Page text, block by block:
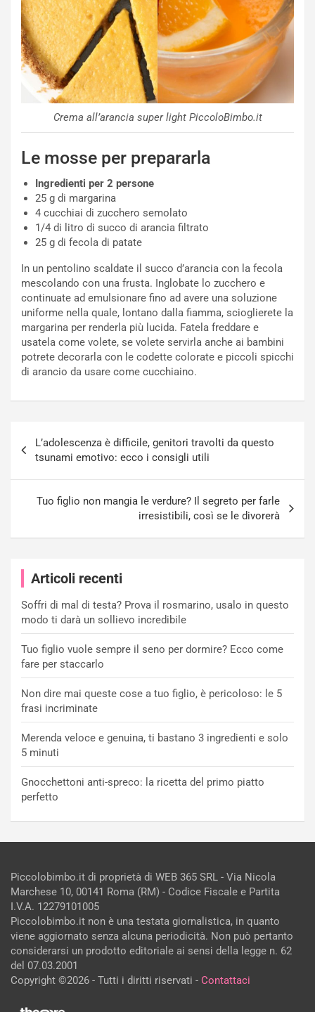
Crema all’arancia super light PiccoloBimbo.it
Le mosse per prepararla
Ingredienti per 2 persone
25 g di margarina
4 cucchiai di zucchero semolato
1/4 di litro di succo di arancia filtrato
25 g di fecola di patate
In un pentolino scaldate il succo d’arancia con la fecola
mescolando con una frusta. Inglobate lo zucchero e
continuate ad emulsionare fino ad avere una soluzione
uniforme nella quale, lontano dalla fiamma, scioglierete la
margarina per renderla più lucida. Fatela freddare e
usatela come volete, se volete servirla anche ai bambini
potrete decorarla con le codette colorate e piccoli spicchi
di arancio da usare come cucchiaino.
articoli
L’adolescenza è difficile, genitori travolti da questo
tsunami emotivo: ecco i consigli utili
Tuo figlio non mangia le verdure? Il segreto per farle
irresistibili, così se le divorerà
Articoli recenti
Soffri di mal di testa? Prova il rosmarino, usalo in questo
modo ti darà un sollievo incredibile
Tuo figlio vuole sempre il seno per dormire? Ecco come
fare per staccarlo
Non dire mai queste cose a tuo figlio, è pericoloso: le 5
frasi incriminate
Merenda veloce e genuina, ti bastano 3 ingredienti e solo
5 minuti
Gnocchettoni anti-spreco: la ricetta del primo piatto
perfetto
Piccolobimbo.it di proprietà di WEB 365 SRL - Via Nicola
Marchese 10, 00141 Roma (RM) - Codice Fiscale e Partita
I.V.A. 12279101005
Piccolobimbo.it non è una testata giornalistica, in quanto
viene aggiornato senza alcuna periodicità. Non può pertanto
considerarsi un prodotto editoriale ai sensi della legge n. 62
del 07.03.2001
Copyright ©2026 - Tutti i diritti riservati - Contattaci